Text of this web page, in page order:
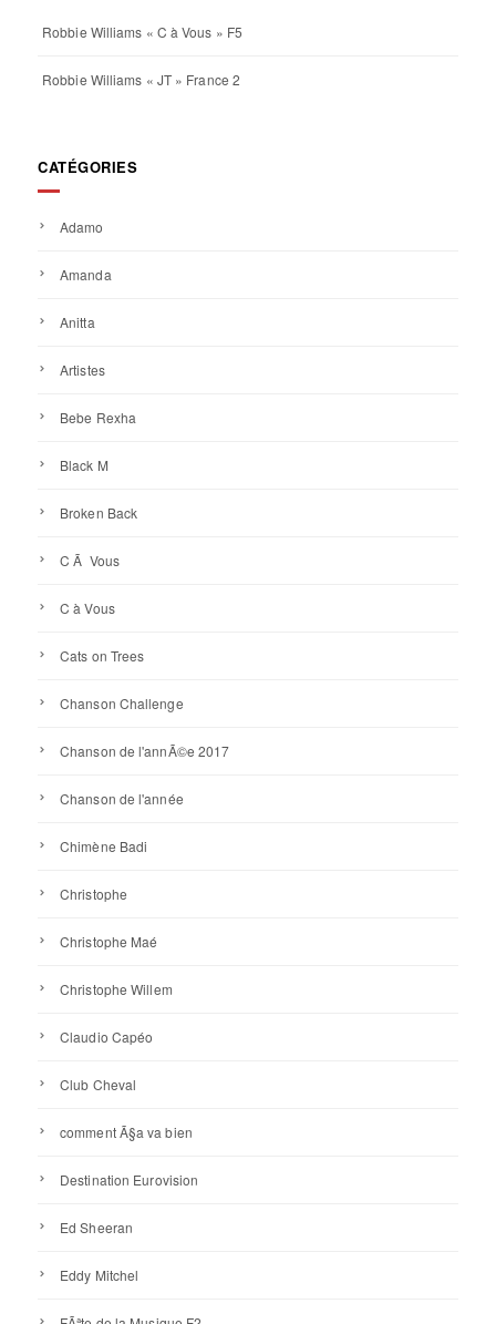
Robbie Williams « C à Vous » F5
Robbie Williams « JT » France 2
CATÉGORIES
Adamo
Amanda
Anitta
Artistes
Bebe Rexha
Black M
Broken Back
C Ã Vous
C à Vous
Cats on Trees
Chanson Challenge
Chanson de l'annÃ©e 2017
Chanson de l'année
Chimène Badi
Christophe
Christophe Maé
Christophe Willem
Claudio Capéo
Club Cheval
comment Ã§a va bien
Destination Eurovision
Ed Sheeran
Eddy Mitchel